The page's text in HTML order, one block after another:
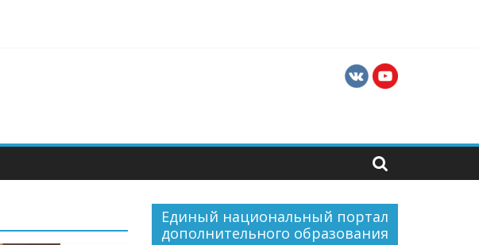
для педагогов и руководителей хореографических
Единый национальный портал
дополнительного образования